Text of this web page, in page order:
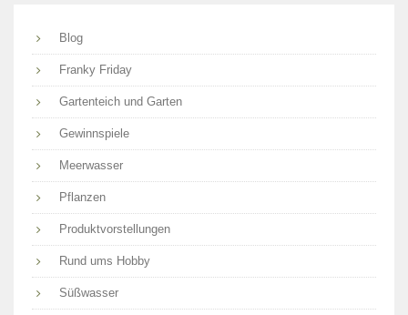
Blog
Franky Friday
Gartenteich und Garten
Gewinnspiele
Meerwasser
Pflanzen
Produktvorstellungen
Rund ums Hobby
Süßwasser